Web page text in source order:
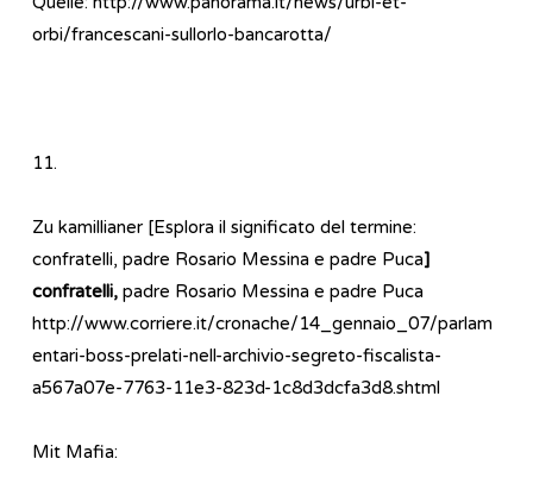
orbi/francescani-sullorlo-bancarotta/
11.
Zu kamillianer [Esplora il significato del termine:
confratelli, padre Rosario Messina e padre Puca]
confratelli, padre Rosario Messina e padre Puca
http://www.corriere.it/cronache/14_gennaio_07/parlam
entari-boss-prelati-nell-archivio-segreto-fiscalista-
a567a07e-7763-11e3-823d-1c8d3dcfa3d8.shtml
Mit Mafia: